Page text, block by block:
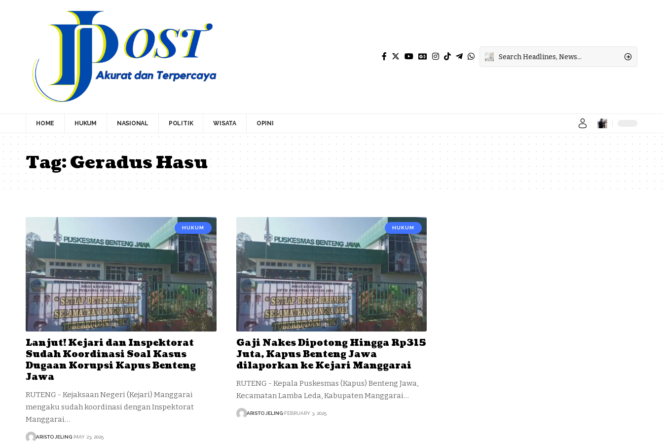
HOME HUKUM NASIONAL POLITIK WISATA OPINI
Tag:Geradus Hasu
HUKUM
Lanjut! Kejari dan Inspektorat
Sudah Koordinasi Soal Kasus
Dugaan Korupsi Kapus Benteng
Jawa
RUTENG - Kejaksaan Negeri (Kejari) Manggarai
mengaku sudah koordinasi dengan Inspektorat
Manggarai…
ARISTO JELING MAY 23, 2025
HUKUM
Gaji Nakes Dipotong Hingga Rp315
Juta, Kapus Benteng Jawa
dilaporkan ke Kejari Manggarai
RUTENG - Kepala Puskesmas (Kapus) Benteng Jawa,
Kecamatan Lamba Leda, Kabupaten Manggarai…
ARISTO JELING FEBRUARY 3, 2025